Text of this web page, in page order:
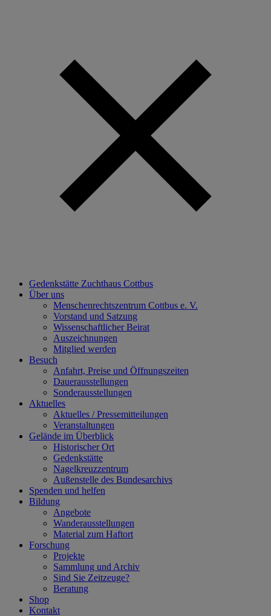
Gedenkstätte Zuchthaus Cottbus
Über uns
Menschenrechtszentrum Cottbus e. V.
Vorstand und Satzung
Wissenschaftlicher Beirat
Auszeichnungen
Mitglied werden
Besuch
Anfahrt, Preise und Öffnungszeiten
Dauerausstellungen
Sonderausstellungen
Aktuelles
Aktuelles / Pressemitteilungen
Veranstaltungen
Gelände im Überblick
Historischer Ort
Gedenkstätte
Nagelkreuzzentrum
Außenstelle des Bundesarchivs
Spenden und helfen
Bildung
Angebote
Wanderausstellungen
Material zum Haftort
Forschung
Projekte
Sammlung und Archiv
Sind Sie Zeitzeuge?
Beratung
Shop
Kontakt